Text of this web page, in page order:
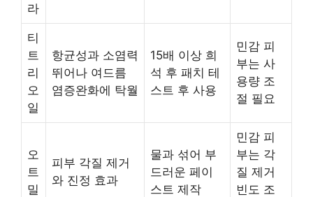
라
티
트
리
오
일
항균성과 소염력
뛰어나 여드름
염증완화에 탁월
15배 이상 희
석 후 패치 테
스트 후 사용
민감 피
부는 사
용량 조
절 필요
오
트
밀
피부 각질 제거
와 진정 효과
물과 섞어 부
드러운 페이
스트 제작
민감 피
부는 각
질 제거
빈도 조